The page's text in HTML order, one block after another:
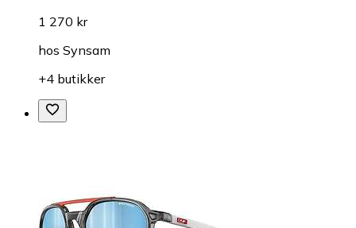
1 270 kr
hos Synsam
+4 butikker